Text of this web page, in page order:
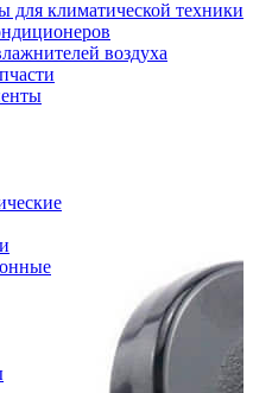
для климатической техники
воздуха